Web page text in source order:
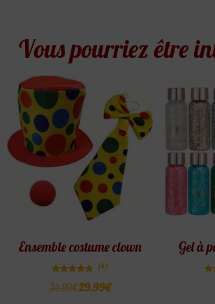
Vous pourriez être
Ensemble costume clown
4.75
(4)
34.99€29.99€
Gel à